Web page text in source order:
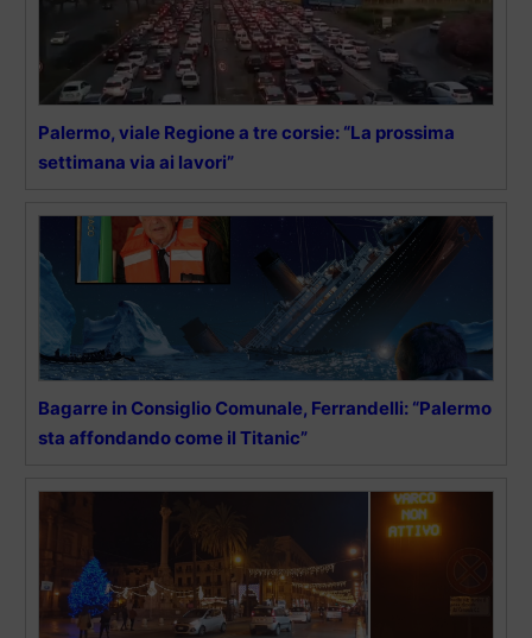
Palermo, viale Regione a tre corsie: “La prossima
settimana via ai lavori”
Bagarre in Consiglio Comunale, Ferrandelli: “Palermo
sta affondando come il Titanic”